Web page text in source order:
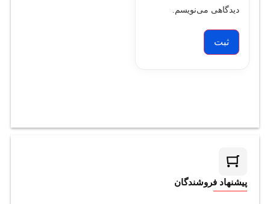
دیدگاهی می‌نویسم.
پیشنهاد فروشندگان